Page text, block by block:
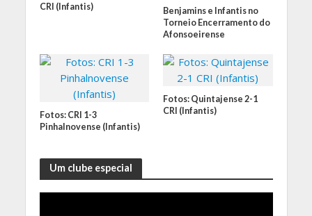
CRI (Infantis)
Benjamins e Infantis no
Torneio Encerramento do
Afonsoeirense
Fotos: CRI 1-3
Pinhalnovense (Infantis)
Fotos: Quintajense 2-1
CRI (Infantis)
Um clube especial